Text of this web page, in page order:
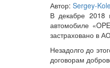
Автор: Sergey-
В декабре 2018
автомобиле
застраховано в
Незадолго до
договорам